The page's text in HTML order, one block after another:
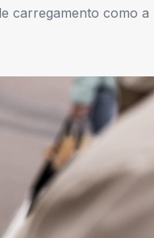
carregamento como a